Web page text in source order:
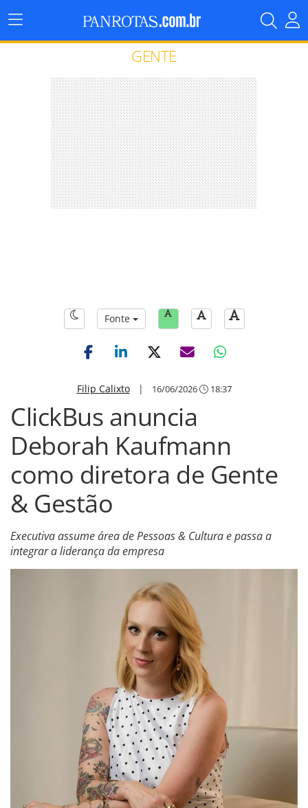
Menu
Principal
GENTE
Fonte
Filip Calixto| 16/06/2026 18:37
ClickBus anuncia
Deborah Kaufmann
como diretora de Gente
& Gestão
Executiva assume área de Pessoas & Cultura e passa a
integrar a liderança da empresa